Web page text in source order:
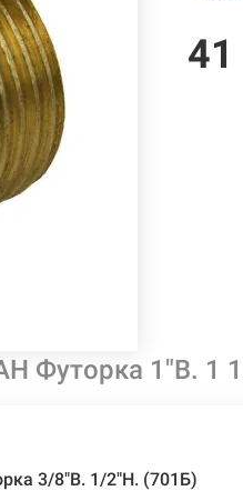
41
Футорка 1"В. 1
3/8"В. 1/2"Н. (701Б)